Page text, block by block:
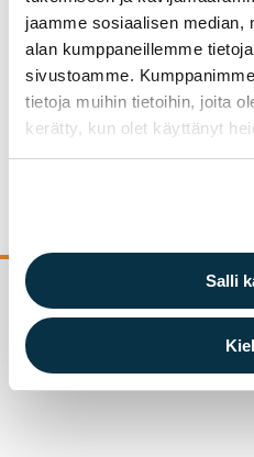
jaamme sosiaalisen median,
alan kumppaneillemme
sivustoamme.
tietoja muihin tietoihin, joita
kerätty, kun olet käyttänyt
Salli
🔹🕐 Tun­ti 14 –
🕐 Tun­ti 15 –
Palaa sivun alkuun